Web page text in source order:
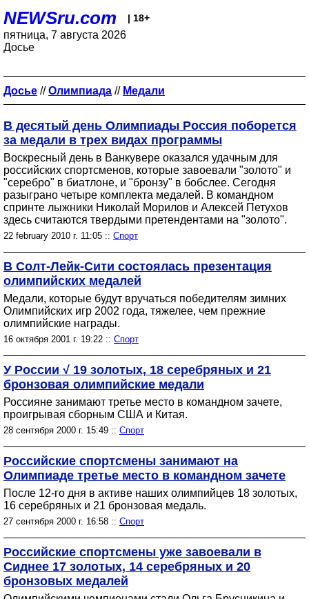
NEWSru.com | 18+
пятница, 7 августа 2026
Досье
Досье //Олимпиада // Медали
В десятый день Олимпиады Россия поборется
за медали в трех видах программы
Воскресный день в Ванкувере оказался удачным для
российских спортсменов, которые завоевали "золото" и
"серебро" в биатлоне, и "бронзу" в бобслее. Сегодня
разыграно четыре комплекта медалей. В командном
спринте лыжники Николай Морилов и Алексей Петухов
здесь считаются твердыми претендентами на "золото".
22 february 2010 г. 11:05 :: Спорт
В Солт-Лейк-Сити состоялась презентация
олимпийских медалей
Медали, которые будут вручаться победителям зимних
Олимпийских игр 2002 года, тяжелее, чем прежние
олимпийские награды.
16 октября 2001 г. 19:22 :: Спорт
У России √ 19 золотых, 18 серебряных и 21
бронзовая олимпийские медали
Россияне занимают третье место в командном зачете,
проигрывая сборным США и Китая.
28 сентября 2000 г. 15:49 :: Спорт
Российские спортсмены занимают на
Олимпиаде третье место в командном зачете
После 12-го дня в активе наших олимпийцев 18 золотых,
16 серебряных и 21 бронзовая медаль.
27 сентября 2000 г. 16:58 :: Спорт
Российские спортсмены уже завоевали в
Сиднее 17 золотых, 14 серебряных и 20
бронзовых медалей